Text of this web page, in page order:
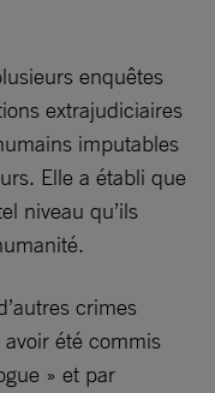
enquêtes
extrajudiciaires
imputables
Elle a établi que
niveau qu’ils
crimes
été commis
» et par